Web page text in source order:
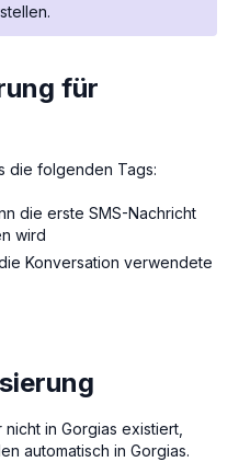
für
die folgenden Tags:
die erste SMS-Nachricht
wird
Konversation verwendete
in Gorgias existiert,
automatisch in Gorgias.